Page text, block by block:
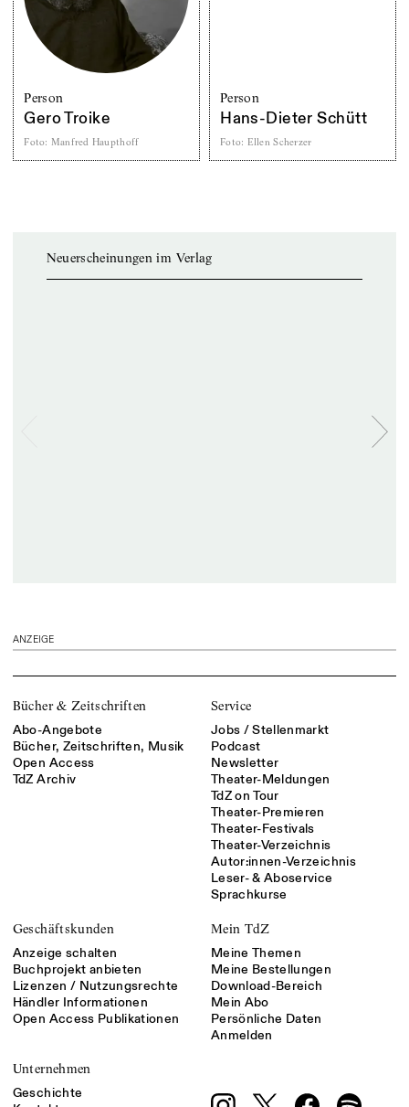
Person
Gero Troike
Foto: Manfred Haupthoff
Person
Hans-Dieter Schütt
Foto: Ellen Scherzer
Neuerscheinungen im Verlag
ANZEIGE
Bücher & Zeitschriften
Abo-Angebote
Bücher, Zeitschriften, Musik
Open Access
TdZ Archiv
Service
Jobs / Stellenmarkt
Podcast
Newsletter
Theater-Meldungen
TdZ on Tour
Theater-Premieren
Theater-Festivals
Theater-Verzeichnis
Autor:innen-Verzeichnis
Leser- & Aboservice
Sprachkurse
Geschäftskunden
Anzeige schalten
Buchprojekt anbieten
Lizenzen / Nutzungsrechte
Händler Informationen
Open Access Publikationen
Mein TdZ
Meine Themen
Meine Bestellungen
Download-Bereich
Mein Abo
Persönliche Daten
Anmelden
Unternehmen
Geschichte